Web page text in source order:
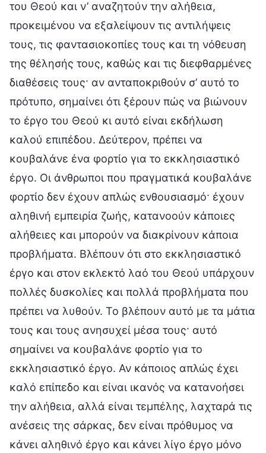
του Θεού και ν’ αναζητούν την αλήθεια,
προκειμένου να εξαλείψουν τις αντιλήψεις
τους, τις φαντασιοκοπίες τους και τη νόθευση
της θέλησής τους, καθώς και τις διεφθαρμένες
διαθέσεις τους· αν ανταποκριθούν σ’ αυτό το
πρότυπο, σημαίνει ότι ξέρουν πώς να βιώνουν
το έργο του Θεού κι αυτό είναι εκδήλωση
καλού επιπέδου. Δεύτερον, πρέπει να
κουβαλάνε ένα φορτίο για το εκκλησιαστικό
έργο. Οι άνθρωποι που πραγματικά κουβαλάνε
φορτίο δεν έχουν απλώς ενθουσιασμό· έχουν
αληθινή εμπειρία ζωής, κατανοούν κάποιες
αλήθειες και μπορούν να διακρίνουν κάποια
προβλήματα. Βλέπουν ότι στο εκκλησιαστικό
έργο και στον εκλεκτό λαό του Θεού υπάρχουν
πολλές δυσκολίες και πολλά προβλήματα που
πρέπει να λυθούν. Το βλέπουν αυτό με τα μάτια
τους και τους ανησυχεί μέσα τους· αυτό
σημαίνει να κουβαλάνε φορτίο για το
εκκλησιαστικό έργο. Αν κάποιος απλώς έχει
καλό επίπεδο και είναι ικανός να κατανοήσει
την αλήθεια, αλλά είναι τεμπέλης, λαχταρά τις
ανέσεις της σάρκας, δεν είναι πρόθυμος να
κάνει αληθινό έργο και κάνει λίγο έργο μόνο